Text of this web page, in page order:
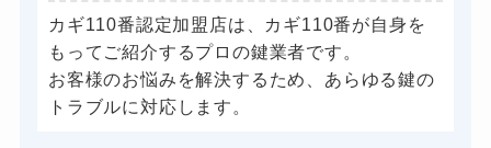
ドアノブカギ開け 10,780円～(税込)
ドアノブカギ作成 別途お見積り
ドアノブカギ交換
カギ110番認定加盟店は、カギ110番が自身を
もってご紹介するプロの鍵業者です。
お客様のお悩みを解決するため、あらゆる鍵の
トラブルに対応します。